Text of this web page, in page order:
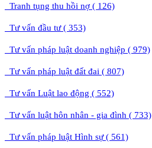
Tranh tụng thu hồi nợ ( 126)
Tư vấn đầu tư ( 353)
Tư vấn pháp luật doanh nghiệp ( 979)
Tư vấn pháp luật đất đai ( 807)
Tư vấn Luật lao động ( 552)
Tư vấn luật hôn nhân - gia đình ( 733)
Tư vấn pháp luật Hình sự ( 561)